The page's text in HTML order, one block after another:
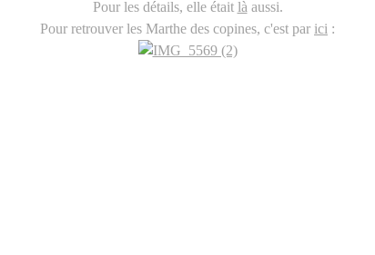
Pour les détails, elle était là aussi.
Pour retrouver les Marthe des copines, c'est par ici :